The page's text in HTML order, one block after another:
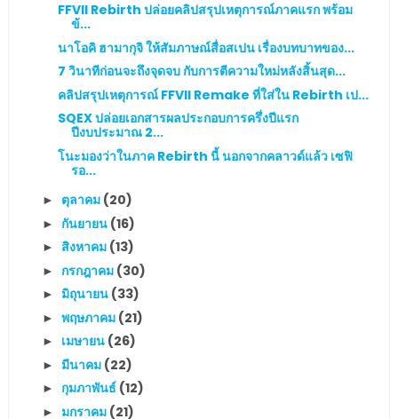
FFVII Rebirth ปล่อยคลิปสรุปเหตุการณ์ภาคแรก พร้อม
ข้...
นาโอคิ ฮามากุจิ ให้สัมภาษณ์สื่อสเปน เรื่องบทบาทของ...
7 วินาทีก่อนจะถึงจุดจบ กับการตีความใหม่หลังสิ้นสุด...
คลิปสรุปเหตุการณ์ FFVII Remake ที่ใส่ใน Rebirth เป...
SQEX ปล่อยเอกสารผลประกอบการครึ่งปีแรก
ปีงบประมาณ 2...
โนะมองว่าในภาค Rebirth นี้ นอกจากคลาวด์แล้ว เซฟิ
รอ...
► ตุลาคม (20)
► กันยายน (16)
► สิงหาคม (13)
► กรกฎาคม (30)
► มิถุนายน (33)
► พฤษภาคม (21)
► เมษายน (26)
► มีนาคม (22)
► กุมภาพันธ์ (12)
► มกราคม (21)